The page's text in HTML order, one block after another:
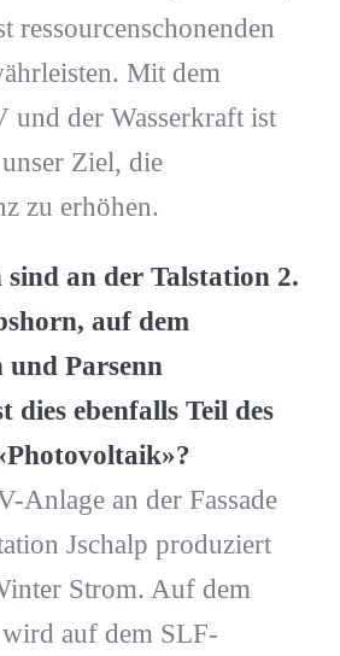
ressourcenschonenden
Mit dem
und der Wasserkraft ist
Ziel, die
zu erhöhen.
sind an der Talstation 2.
auf dem
und Parsenn
dies ebenfalls Teil des
Anlage an der Fassade
Jschalp produziert
Strom. Auf dem
auf dem SLF-